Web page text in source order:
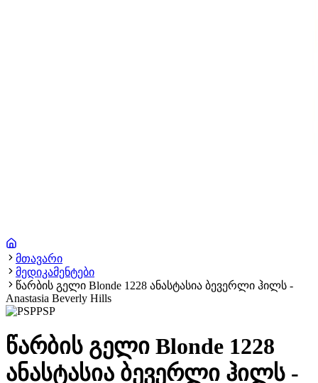
მთავარი
მედიკამენტები
წარბის გელი Blonde 1228 ანასტასია ბევერლი ჰილს -
Anastasia Beverly Hills
PSP
წარბის გელი Blonde 1228
ანასტასია ბევერლი ჰილს -